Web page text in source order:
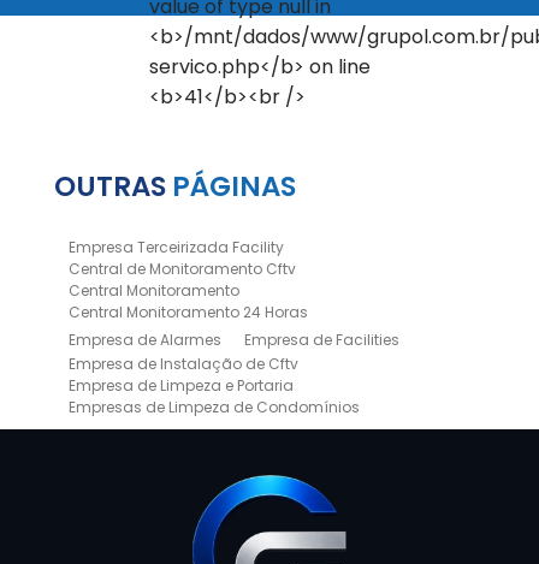
OUTRAS PÁGINAS
Empresa Terceirizada Facility
Central de Monitoramento Cftv
Central Monitoramento
Central Monitoramento 24 Horas
Empresa de Alarmes
Empresa de Facilities
Empresa de Instalação de Cftv
Empresa de Limpeza e Portaria
Empresas de Limpeza de Condomínios
Empresas de Monitoramento Cftv
Instalação de Cercas Elétricas Residenciais
Monitoramento de Alarme 24 Horas
Portaria e Limpeza
Portaria Inteligente